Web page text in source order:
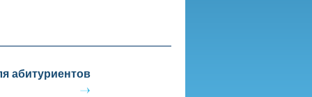
абитуриентов